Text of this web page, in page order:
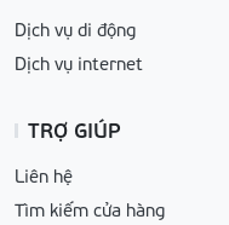
Dịch vụ di động
Dịch vụ internet
TRỢ GIÚP
Liên hệ
Tìm kiếm cửa hàng